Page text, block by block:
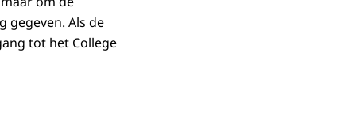
gegeven. Als de
tot het College